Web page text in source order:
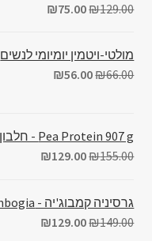
₪129.00
₪75.00
מולטי-ויטמין יומיומי לנשים
₪66.00
₪56.00
Pea Protein 907 g - חלבון אפונה נקי ללא טעמים
₪155.00
₪129.00
גרסיניה קמבוג'יה - Garcinia Cambogia
₪149.00
₪129.00